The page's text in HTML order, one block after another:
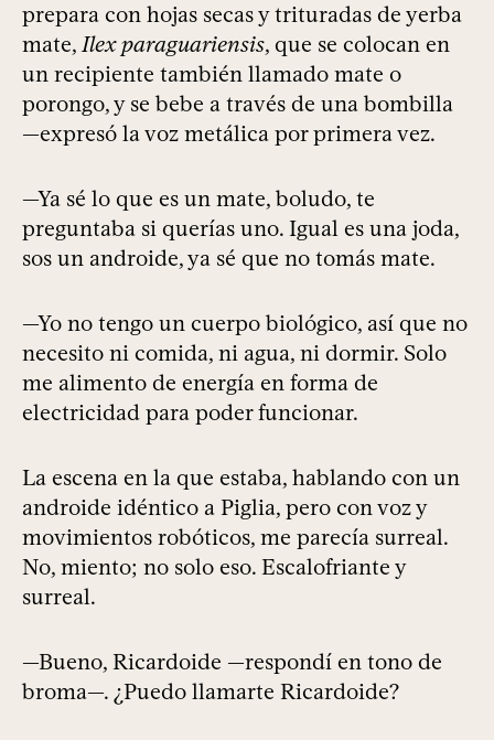
prepara con hojas secas y trituradas de yerba
mate,Ilex paraguariensis, que se colocan en
un recipiente también llamado mate o
porongo, y se bebe a través de una bombilla
—expresó la voz metálica por primera vez.
—Ya sé lo que es un mate, boludo, te
preguntaba si querías uno. Igual es una joda,
sos un androide, ya sé que no tomás mate.
—Yo no tengo un cuerpo biológico, así que no
necesito ni comida, ni agua, ni dormir. Solo
me alimento de energía en forma de
electricidad para poder funcionar.
La escena en la que estaba, hablando con un
androide idéntico a Piglia, pero con voz y
movimientos robóticos, me parecía surreal.
No, miento; no solo eso. Escalofriante y
surreal.
—Bueno, Ricardoide —respondí en tono de
broma—. ¿Puedo llamarte Ricardoide?